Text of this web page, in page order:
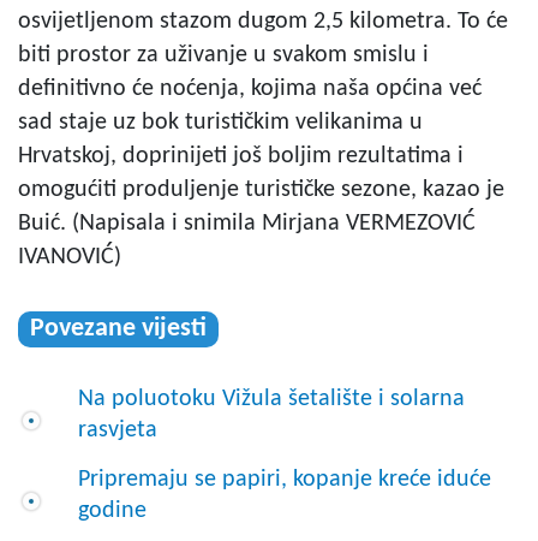
osvijetljenom stazom dugom 2,5 kilometra. To će
biti prostor za uživanje u svakom smislu i
definitivno će noćenja, kojima naša općina već
sad staje uz bok turističkim velikanima u
Hrvatskoj, doprinijeti još boljim rezultatima i
omogućiti produljenje turističke sezone, kazao je
Buić. (Napisala i snimila Mirjana VERMEZOVIĆ
IVANOVIĆ)
Povezane vijesti
Na poluotoku Vižula šetalište i solarna
rasvjeta
Pripremaju se papiri, kopanje kreće iduće
godine